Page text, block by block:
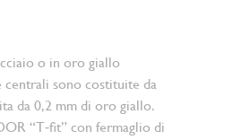
o in oro giallo
centrali sono costituite da
da 0,2 mm di oro giallo.
“T‑fit” con fermaglio di